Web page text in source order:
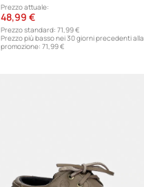
Prezzo attuale:
48,99 €
Prezzo standard: 71,99 €
Prezzo più basso nei 30 giorni precedenti alla
promozione: 71,99 €